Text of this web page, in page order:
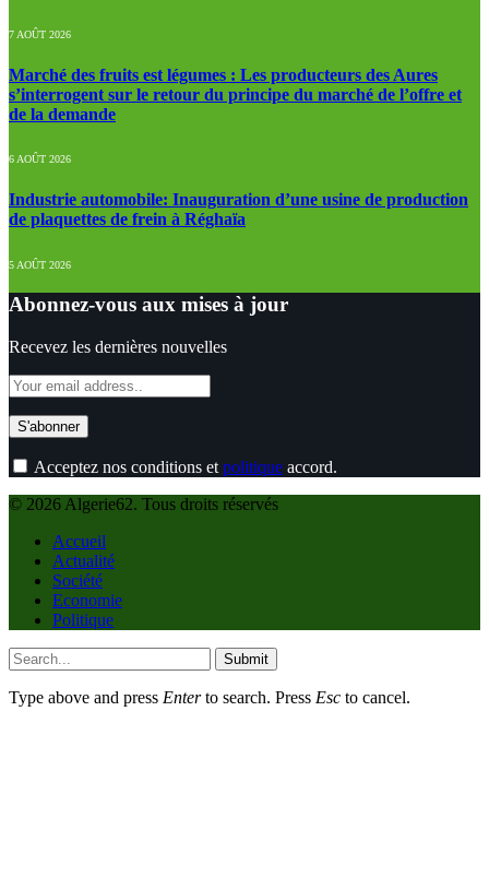
7 AOÛT 2026
Marché des fruits est légumes : Les producteurs des Aures
s’interrogent sur le retour du principe du marché de l’offre et
de la demande
6 AOÛT 2026
Industrie automobile: Inauguration d’une usine de production
de plaquettes de frein à Réghaïa
5 AOÛT 2026
Abonnez-vous aux mises à jour
Recevez les dernières nouvelles
Acceptez nos conditions et politique accord.
© 2026 Algerie62. Tous droits réservés
Accueil
Actualité
Société
Economie
Politique
Submit
Type above and press Enterto search. Press Esc to cancel.